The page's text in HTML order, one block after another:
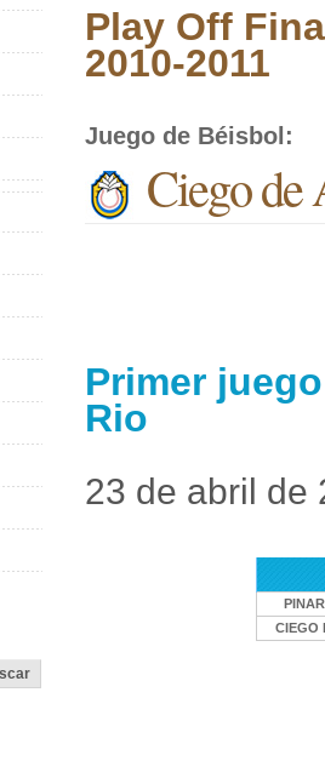
Play Off
2010-2011
Juego de Béisbol :
Ciego de
Primer
Rio
23 de abril de
CIEGO